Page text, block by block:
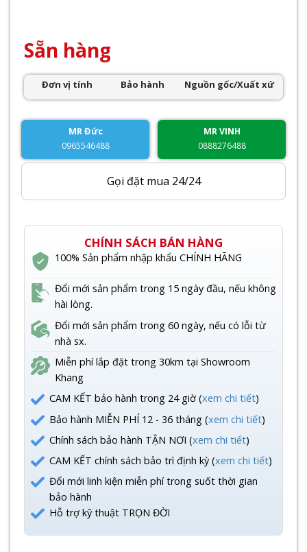
Sẵn hàng
Đơn vị tính Bảo hành Nguồn gốc/Xuất xứ
MR Đức
0965546488
MR VINH
0888276488
Gọi đặt mua 24/24
CHÍNH SÁCH BÁN HÀNG
100% Sản phẩm nhập khẩu CHÍNH HÃNG
Đổi mới sản phẩm trong 15 ngày đầu, nếu không
hài lòng.
Đổi mới sản phẩm trong 60 ngày, nếu có lỗi từ
nhà sx.
Miễn phí lắp đặt trong 30km tại Showroom
Khang
CAM KẾT bảo hành trong 24 giờ (xem chi tiết)
Bảo hành MIỄN PHÍ 12 - 36 tháng (xem chi tiết)
Chính sách bảo hành TẬN NƠI (xem chi tiết)
CAM KẾT chính sách bảo trì định kỳ (xem chi tiết)
Đổi mới linh kiện miễn phí trong suốt thời gian
bảo hành
Hỗ trợ kỹ thuật TRỌN ĐỜI